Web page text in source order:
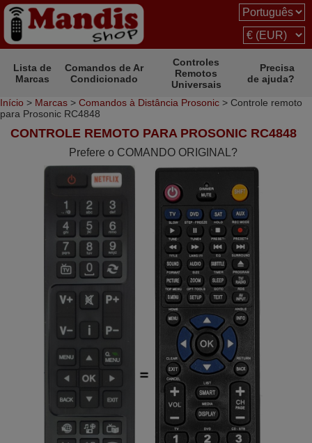
Lista de
Marcas
Comandos de Ar
Condicionado
Controles
Remotos
Universais
Precisa
de ajuda?
Início > Marcas > Comandos à Distância Prosonic > Controle remoto
para Prosonic RC4848
CONTROLE REMOTO PARA PROSONIC RC4848
Prefere o COMANDO ORIGINAL?